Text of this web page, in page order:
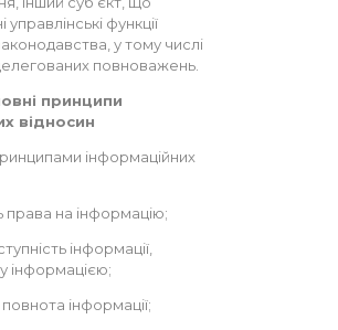
управлінські функції
у тому числі
повноважень.
принципи
відносин
інформаційних
права на інформацію;
інформації,
інформацією;
повнота інформації;